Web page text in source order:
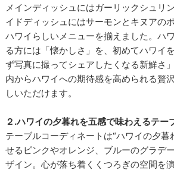
メインディッシュにはガーリックシュリ
イドディッシュにはサーモンとキヌアの
ハワイらしいメニューを揃えました。ハ
る方には「懐かしさ」を、初めてハワイ
ず写真に撮ってシェアしたくなる新鮮さ
内からハワイへの期待感を高められる贅
しいただけます。
２.ハワイの夕暮れを五感で味わえるテー
テーブルコーディネートは“ハワイの夕暮
せるピンクやオレンジ、ブルーのグラデ
ザイン。心が落ち着くくつろぎの空間を演